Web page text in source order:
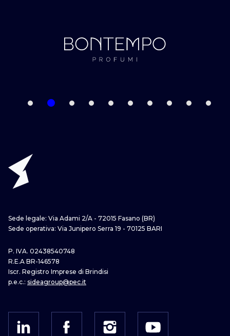
Sede legale: Via Adami 2/A - 72015 Fasano (BR)
Sede operativa: Via Junipero Serra 19 - 70125 BARI
P. IVA. 02438540748
R.E.A BR-146578
Iscr. Registro Imprese di Brindisi
p.e.c.: sideagroup@pec.it